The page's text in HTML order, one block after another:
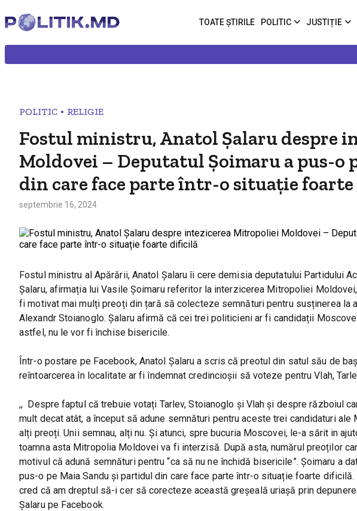
TOATE ȘTIRILE POLITIC JUSTIȚIE
POLITIC • RELIGIE
Fostul ministru, Anatol Șalaru despre
Moldovei – Deputatul Șoimaru a pus-o
din care face parte într-o situație
septembrie 16, 2024
Fostul ministru al Apărării, Anatol Șalaru îi cere demisia deputatului Partidului
Șalaru, afirmația lui Vasile Șoimaru referitor la interzicerea Mitropoliei
fi motivat mai mulți preoți din țară să colecteze semnături pentru susținerea la
Alexandr Stoianoglo. Șalaru afirmă că cei trei politicieni ar fi candidații
astfel, nu le vor fi închise bisericile.
Într-o postare pe Facebook, Anatol Șalaru a scris că preotul din satul său de
reîntoarcerea în localitate ar fi îndemnat credincioșii să voteze pentru Vlah,
,, Despre faptul că trebuie votați Tarlev, Stoianoglo și Vlah și despre războiul
mult decat atât, a început să adune semnături pentru aceste trei candidaturi
alți preoți. Unii semnau, alți nu. Și atunci, spre bucuria Moscovei, le-a sărit in
toamna asta Mitropolia Moldovei va fi interzisă. După asta, numărul preoților
motivul că adună semnături pentru “ca să nu ne închidă bisericile”. Șoimaru a
pus-o pe Maia Sandu și partidul din care face parte într-o situație foarte
cred că am dreptul să-i cer să corecteze această greșeală uriașă prin
Șalaru pe Facebook.